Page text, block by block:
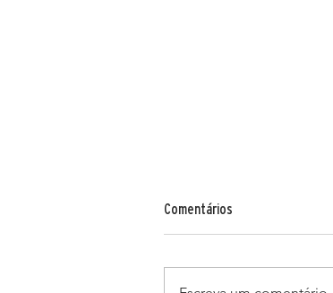
CLAUDINE DOURY: AÏNOUR
Saiba mais em: https://lfi-
Comentários